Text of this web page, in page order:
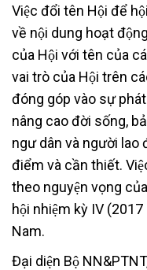
Việc đổi tên Hội để
về nội dung hoạt
của Hội với tên của
vai trò của Hội trên
đóng góp vào sự
nâng cao đời sống,
ngư dân và người lao
điểm và cần thiết.
theo nguyện vọng
hội nhiệm kỳ IV
Nam.
Đại diện Bộ